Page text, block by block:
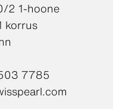
2 1-hoone
korrus
7785